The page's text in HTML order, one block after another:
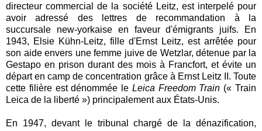
directeur commercial de la société Leitz, est interpelé pour
avoir adressé des lettres de recommandation à la
succursale new-yorkaise en faveur d'émigrants juifs. En
1943, Elsie Kühn-Leitz, fille d'Ernst Leitz, est arrêtée pour
son aide envers une femme juive de Wetzlar, détenue par la
Gestapo en prison durant des mois à Francfort, et évite un
départ en camp de concentration grâce à Ernst Leitz II. Toute
cette filière est dénommée le Leica Freedom Train (« Train
Leica de la liberté ») principalement aux États-Unis.
En 1947, devant le tribunal chargé de la dénazification,